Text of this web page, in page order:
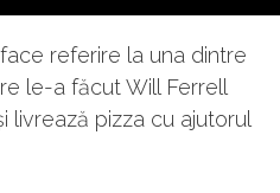
referire la una dintre
le-a făcut Will Ferrell
livrează pizza cu ajutorul